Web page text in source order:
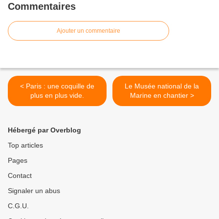
Commentaires
Ajouter un commentaire
< Paris : une coquille de
plus en plus vide.
Le Musée national de la
Marine en chantier >
Hébergé par Overblog
Top articles
Pages
Contact
Signaler un abus
C.G.U.